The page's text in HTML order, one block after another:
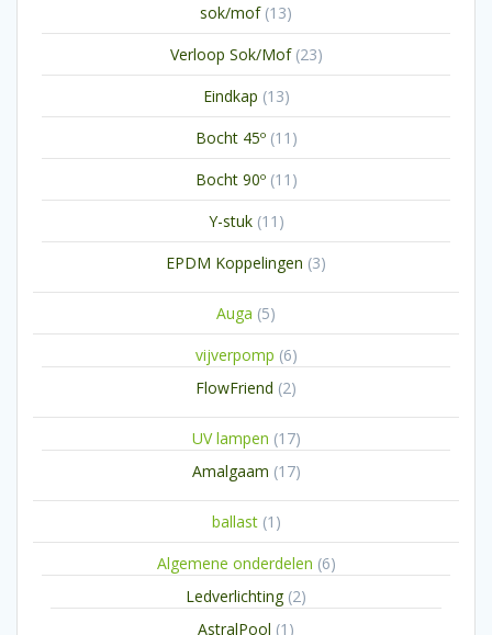
sok/mof 1313
producten
Verloop Sok/Mof 2323
producten
Eindkap 1313
producten
Bocht 45º 11 11
producten
Bocht 90º 11 11
producten
Y-stuk 11 11
producten
EPDM Koppelingen 33
Auga 55
producten
vijverpomp 66
FlowFriend 22
UV lampen 1717
Amalgaam 1717
ballast 1 1
product
Algemene onderdelen 66
Ledverlichting 22
AstralPool 1 1